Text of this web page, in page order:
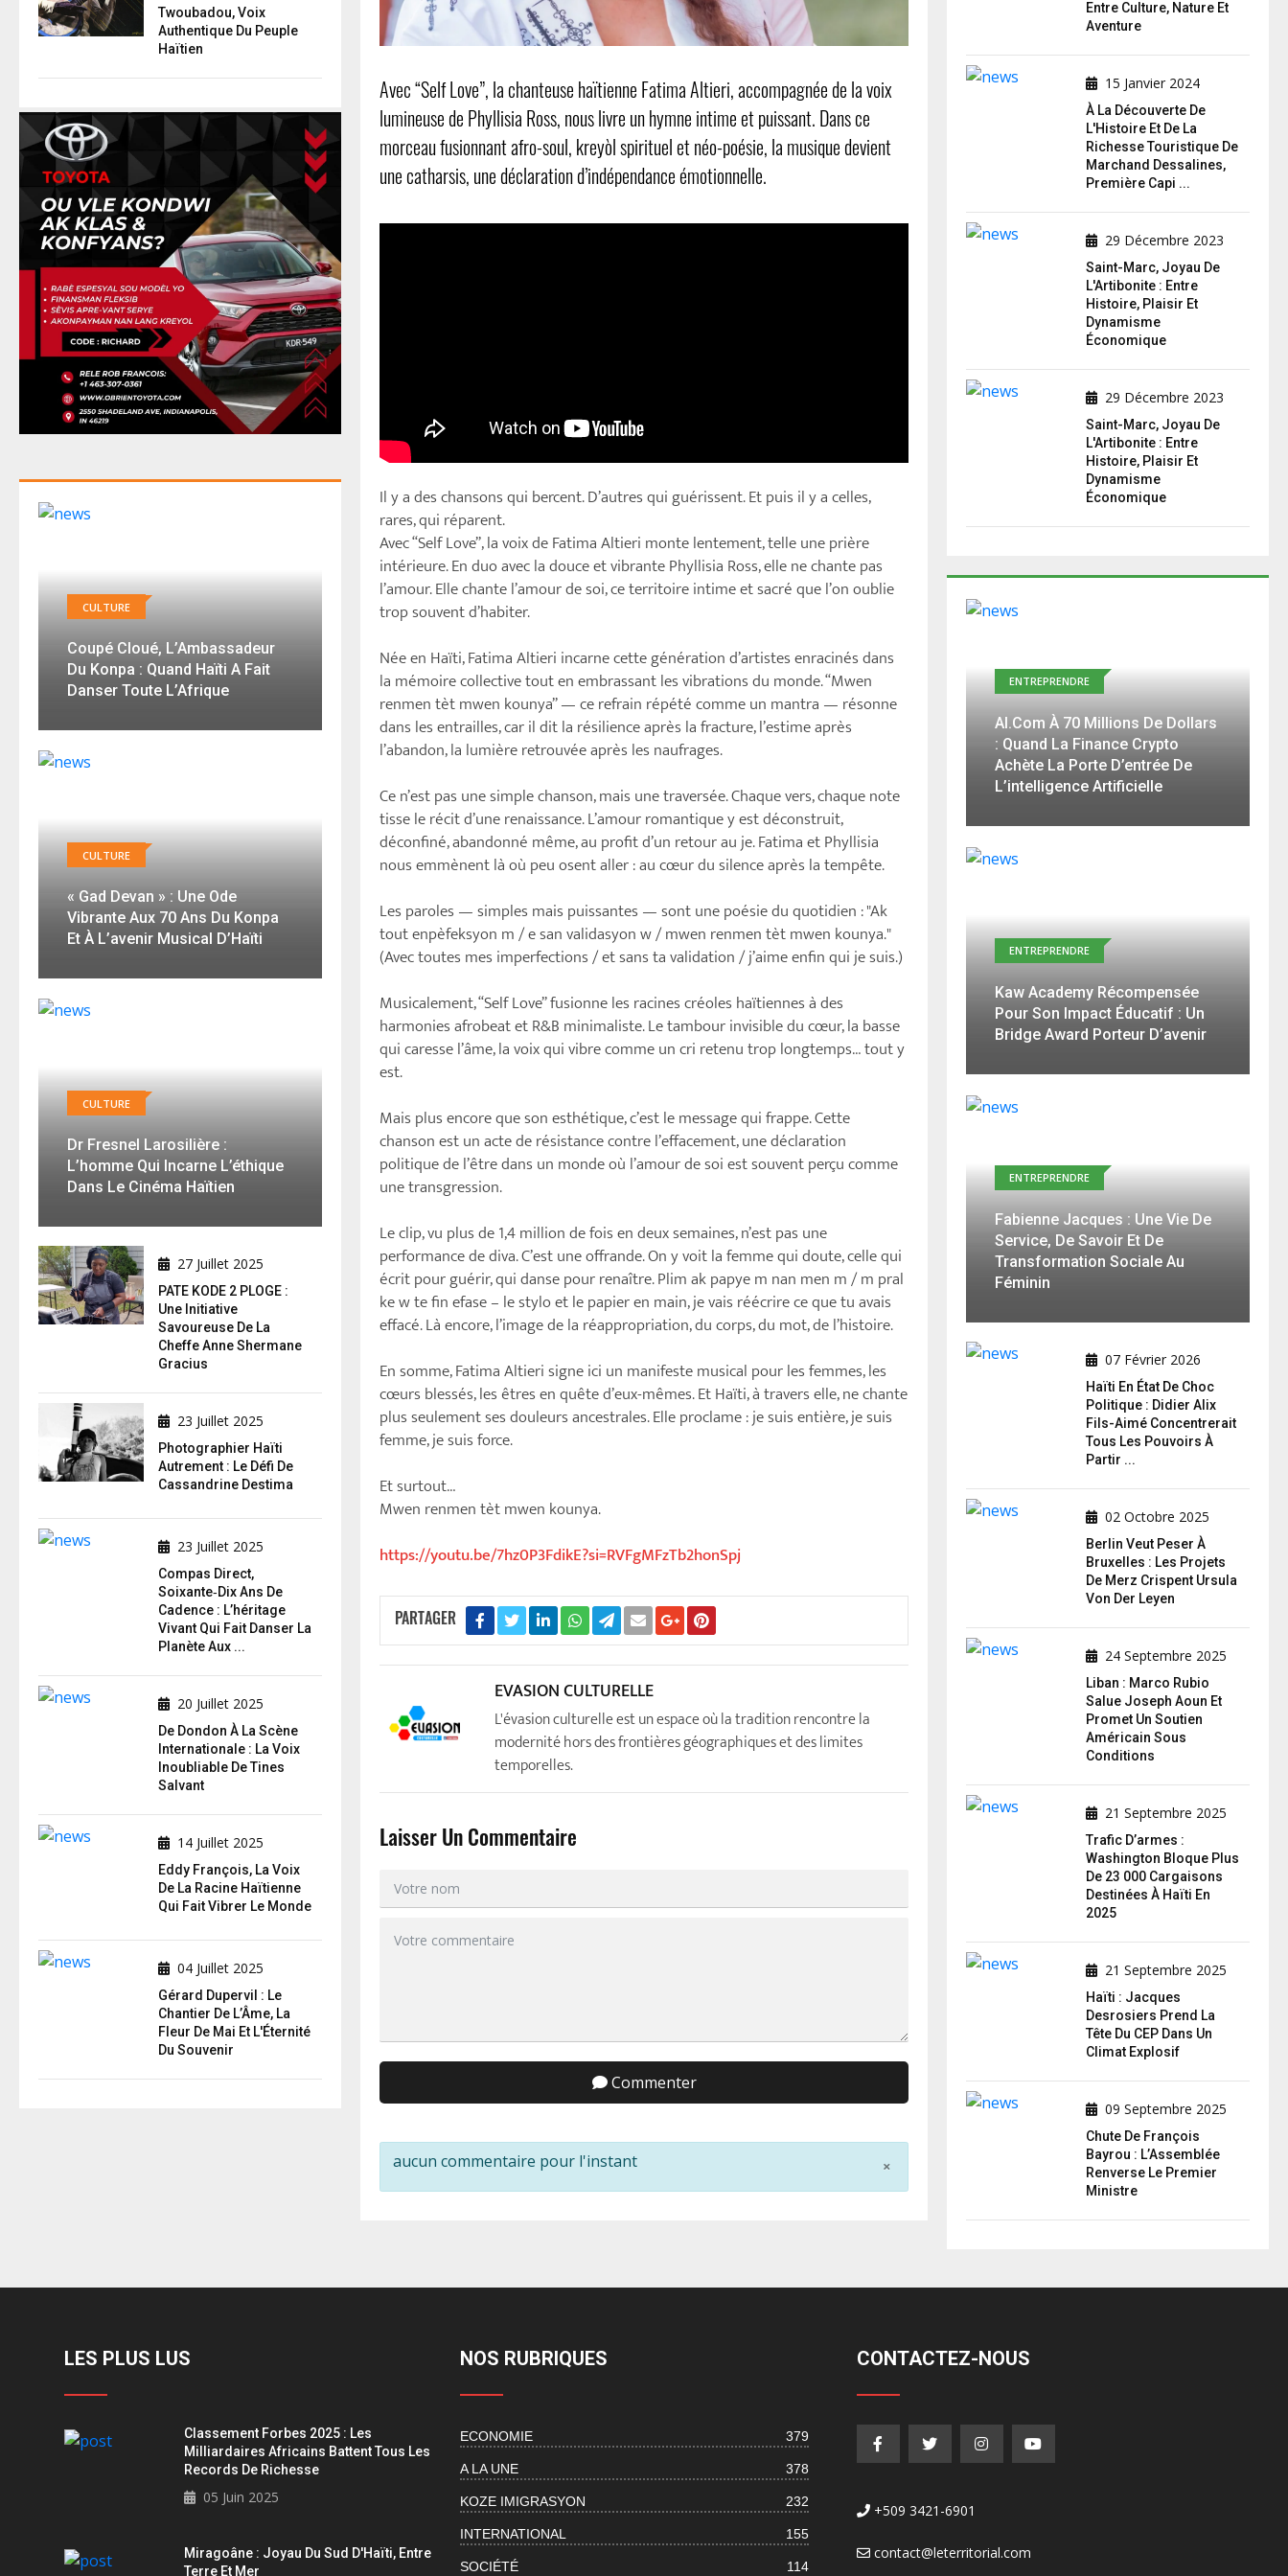
Avec “Self Love”, la chanteuse haïtienne Fatima Altieri, accompagnée de la voix
lumineuse de Phyllisia Ross, nous livre un hymne intime et puissant. Dans ce
morceau fusionnant afro-soul, kreyòl spirituel et néo-poésie, la musique devient
une catharsis, une déclaration d’indépendance émotionnelle.
Il y a des chansons qui bercent. D’autres qui guérissent. Et puis il y a celles,
rares, qui réparent.
Avec “Self Love”, la voix de Fatima Altieri monte lentement, telle une prière
intérieure. En duo avec la douce et vibrante Phyllisia Ross, elle ne chante pas
l’amour. Elle chante l’amour de soi, ce territoire intime et sacré que l’on oublie
trop souvent d’habiter.
Née en Haïti, Fatima Altieri incarne cette génération d’artistes enracinés dans
la mémoire collective tout en embrassant les vibrations du monde. “Mwen
renmen tèt mwen kounya” — ce refrain répété comme un mantra — résonne
dans les entrailles, car il dit la résilience après la fracture, l’estime après
l’abandon, la lumière retrouvée après les naufrages.
Ce n’est pas une simple chanson, mais une traversée. Chaque vers, chaque note
tisse le récit d’une renaissance. L’amour romantique y est déconstruit,
déconfiné, abandonné même, au profit d’un retour au je. Fatima et Phyllisia
nous emmènent là où peu osent aller : au cœur du silence après la tempête.
Les paroles — simples mais puissantes — sont une poésie du quotidien : "Ak
tout enpèfeksyon m / e san validasyon w / mwen renmen tèt mwen kounya."
(Avec toutes mes imperfections / et sans ta validation / j’aime enfin qui je suis.)
Musicalement, “Self Love” fusionne les racines créoles haïtiennes à des
harmonies afrobeat et R&B minimaliste. Le tambour invisible du cœur, la basse
qui caresse l’âme, la voix qui vibre comme un cri retenu trop longtemps… tout y
est.
Mais plus encore que son esthétique, c’est le message qui frappe. Cette
chanson est un acte de résistance contre l’effacement, une déclaration
politique de l’être dans un monde où l’amour de soi est souvent perçu comme
une transgression.
Le clip, vu plus de 1,4 million de fois en deux semaines, n’est pas une
performance de diva. C’est une offrande. On y voit la femme qui doute, celle qui
écrit pour guérir, qui danse pour renaître. Plim ak papye m nan men m / m pral
ke w te fin efase – le stylo et le papier en main, je vais réécrire ce que tu avais
effacé. Là encore, l’image de la réappropriation, du corps, du mot, de l’histoire.
En somme, Fatima Altieri signe ici un manifeste musical pour les femmes, les
cœurs blessés, les êtres en quête d’eux-mêmes. Et Haïti, à travers elle, ne chante
plus seulement ses douleurs ancestrales. Elle proclame : je suis entière, je suis
femme, je suis force.
Et surtout…
Mwen renmen tèt mwen kounya.
https://youtu.be/7hz0P3FdikE?si=RVFgMFzTb2honSpj
PARTAGER
EVASION CULTURELLE
L'évasion culturelle est un espace où la tradition rencontre la
modernité hors des frontières géographiques et des limites
temporelles.
Laisser Un Commentaire
Commenter
×
aucun commentaire pour l'instant
Twoubadou, Voix
Authentique Du Peuple
Haïtien
CULTURE
Coupé Cloué, L’Ambassadeur
Du Konpa : Quand Haïti A Fait
Danser Toute L’Afrique
CULTURE
« Gad Devan » : Une Ode
Vibrante Aux 70 Ans Du Konpa
Et À L’avenir Musical D’Haïti
CULTURE
Dr Fresnel Larosilière :
L’homme Qui Incarne L’éthique
Dans Le Cinéma Haïtien
27 Juillet 2025
PATE KODE 2 PLOGE :
Une Initiative
Savoureuse De La
Cheffe Anne Shermane
Gracius
23 Juillet 2025
Photographier Haïti
Autrement : Le Défi De
Cassandrine Destima
23 Juillet 2025
Compas Direct,
Soixante‑dix Ans De
Cadence : L’héritage
Vivant Qui Fait Danser La
Planète Aux ...
20 Juillet 2025
De Dondon À La Scène
Internationale : La Voix
Inoubliable De Tines
Salvant
14 Juillet 2025
Eddy François, La Voix
De La Racine Haïtienne
Qui Fait Vibrer Le Monde
04 Juillet 2025
Gérard Dupervil : Le
Chantier De L’Âme, La
Fleur De Mai Et L'Éternité
Du Souvenir
Entre Culture, Nature Et
Aventure
15 Janvier 2024
À La Découverte De
L'Histoire Et De La
Richesse Touristique De
Marchand Dessalines,
Première Capi ...
29 Décembre 2023
Saint-Marc, Joyau De
L'Artibonite : Entre
Histoire, Plaisir Et
Dynamisme
Économique
29 Décembre 2023
Saint-Marc, Joyau De
L'Artibonite : Entre
Histoire, Plaisir Et
Dynamisme
Économique
ENTREPRENDRE
AI.com À 70 Millions De Dollars
: Quand La Finance Crypto
Achète La Porte D’entrée De
L’intelligence Artificielle
ENTREPRENDRE
Kaw Academy Récompensée
Pour Son Impact Éducatif : Un
Bridge Award Porteur D’avenir
ENTREPRENDRE
Fabienne Jacques : Une Vie De
Service, De Savoir Et De
Transformation Sociale Au
Féminin
07 Février 2026
Haïti En État De Choc
Politique : Didier Alix
Fils-Aimé Concentrerait
Tous Les Pouvoirs À
Partir ...
02 Octobre 2025
Berlin Veut Peser À
Bruxelles : Les Projets
De Merz Crispent Ursula
Von Der Leyen
24 Septembre 2025
Liban : Marco Rubio
Salue Joseph Aoun Et
Promet Un Soutien
Américain Sous
Conditions
21 Septembre 2025
Trafic D’armes :
Washington Bloque Plus
De 23 000 Cargaisons
Destinées À Haïti En
2025
21 Septembre 2025
Haïti : Jacques
Desrosiers Prend La
Tête Du CEP Dans Un
Climat Explosif
09 Septembre 2025
Chute De François
Bayrou : L’Assemblée
Renverse Le Premier
Ministre
LES PLUS LUS
Classement Forbes 2025 : Les
Milliardaires Africains Battent Tous Les
Records De Richesse
05 Juin 2025
Miragoâne : Joyau Du Sud D'Haïti, Entre
Terre Et Mer
NOS RUBRIQUES
ECONOMIE 379
A LA UNE 378
KOZE IMIGRASYON 232
INTERNATIONAL 155
SOCIÉTÉ 114
CONTACTEZ-NOUS
+509 3421-6901
contact@leterritorial.com